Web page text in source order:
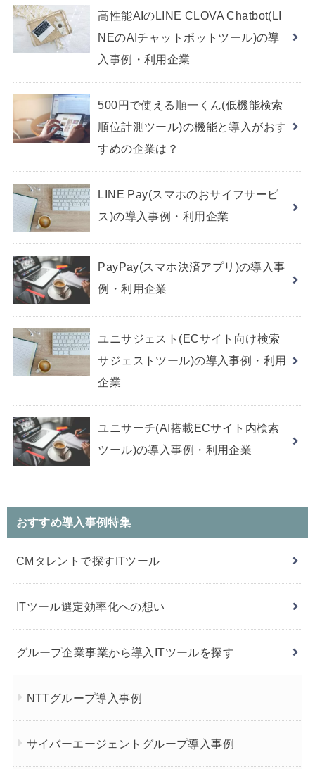
高性能AIのLINE CLOVA Chatbot(LI
NEのAIチャットボットツール)の導
入事例・利用企業
500円で使える順一くん(低機能検索
順位計測ツール)の機能と導入がおす
すめの企業は？
LINE Pay(スマホのおサイフサービ
ス)の導入事例・利用企業
PayPay(スマホ決済アプリ)の導入事
例・利用企業
ユニサジェスト(ECサイト向け検索
サジェストツール)の導入事例・利用
企業
ユニサーチ(AI搭載ECサイト内検索
ツール)の導入事例・利用企業
おすすめ導入事例特集
CMタレントで探すITツール
ITツール選定効率化への想い
グループ企業事業から導入ITツールを探す
NTTグループ導入事例
サイバーエージェントグループ導入事例